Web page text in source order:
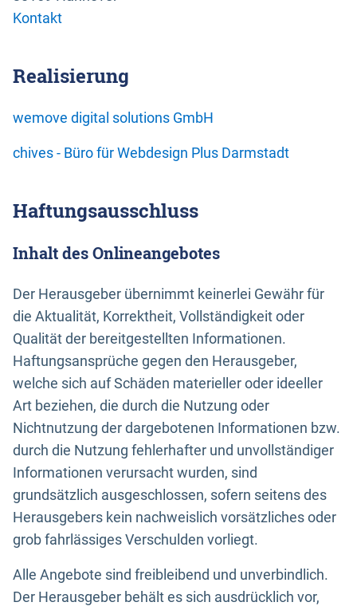
Kontakt
Realisierung
wemove digital solutions GmbH
chives - Büro für Webdesign Plus Darmstadt
Haftungsausschluss
Inhalt des Onlineangebotes
Der Herausgeber übernimmt keinerlei Gewähr für
die Aktualität, Korrektheit, Vollständigkeit oder
Qualität der bereitgestellten Informationen.
Haftungsansprüche gegen den Herausgeber,
welche sich auf Schäden materieller oder ideeller
Art beziehen, die durch die Nutzung oder
Nichtnutzung der dargebotenen Informationen bzw.
durch die Nutzung fehlerhafter und unvollständiger
Informationen verursacht wurden, sind
grundsätzlich ausgeschlossen, sofern seitens des
Herausgebers kein nachweislich vorsätzliches oder
grob fahrlässiges Verschulden vorliegt.
Alle Angebote sind freibleibend und unverbindlich.
Der Herausgeber behält es sich ausdrücklich vor,